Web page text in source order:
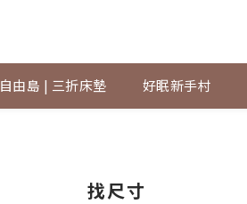
自由島 | 三折床墊 好眠新手村
找尺寸